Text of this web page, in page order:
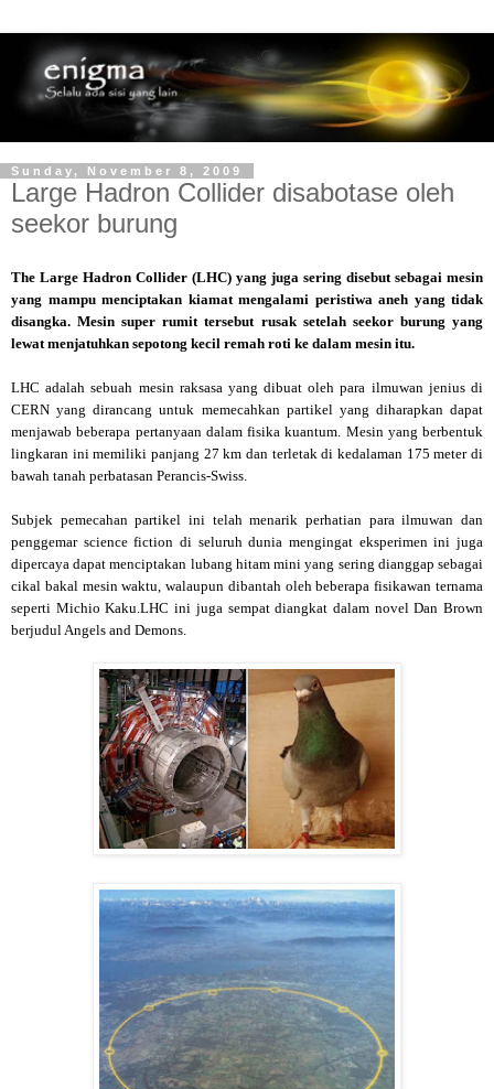
Sunday, November 8, 2009
Large Hadron Collider disabotase oleh
seekor burung
The Large Hadron Collider (LHC) yang juga sering disebut sebagai mesin
yang mampu menciptakan kiamat mengalami peristiwa aneh yang tidak
disangka. Mesin super rumit tersebut rusak setelah seekor burung yang
lewat menjatuhkan sepotong kecil remah roti ke dalam mesin itu.
LHC adalah sebuah mesin raksasa yang dibuat oleh para ilmuwan jenius di
CERN yang dirancang untuk memecahkan partikel yang diharapkan dapat
menjawab beberapa pertanyaan dalam fisika kuantum. Mesin yang berbentuk
lingkaran ini memiliki panjang 27 km dan terletak di kedalaman 175 meter di
bawah tanah perbatasan Perancis-Swiss.
Subjek pemecahan partikel ini telah menarik perhatian para ilmuwan dan
penggemar science fiction di seluruh dunia mengingat eksperimen ini juga
dipercaya dapat menciptakan lubang hitam mini yang sering dianggap sebagai
cikal bakal mesin waktu, walaupun dibantah oleh beberapa fisikawan ternama
seperti Michio Kaku.LHC ini juga sempat diangkat dalam novel Dan Brown
berjudul Angels and Demons.